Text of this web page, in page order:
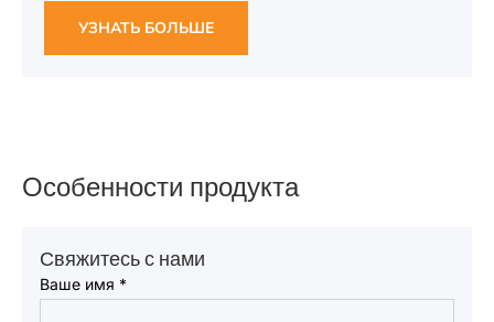
УЗНАТЬ БОЛЬШЕ
Особенности продукта
Свяжитесь с нами
Ваше имя *